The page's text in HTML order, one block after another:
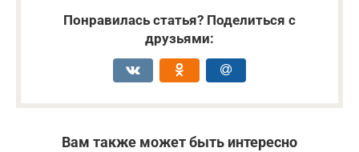
Понравилась статья? Поделиться с
друзьями:
Вам также может быть интересно